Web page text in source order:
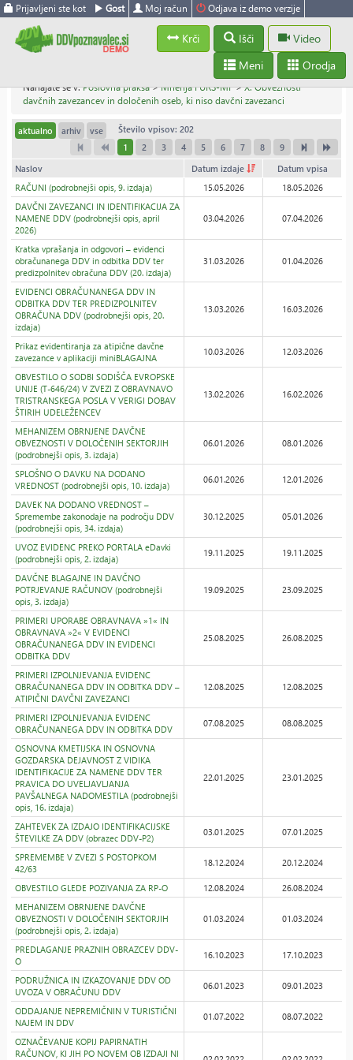
Prijavljeni ste kot Gost Moj račun Odjava iz demo verzije
Krči Išči
Video
Orodja
Meni
Nahajate se v:Poslovna praksa>Mnenja FURS-MF>X. Obveznosti
davčnih zavezancev in določenih oseb, ki niso davčni zavezanci
aktualno arhiv vse
Število vpisov: 202
1
2 3 4 5 6 7 8 9
Naslov Datum izdaje
Datum vpisa
RAČUNI (podrobnejši opis, 9. izdaja)
15.05.2026
18.05.2026
DAVČNI ZAVEZANCI IN IDENTIFIKACIJA ZA
NAMENE DDV (podrobnejši opis, april
2026)
03.04.2026 07.04.2026
Kratka vprašanja in odgovori – evidenci
obračunanega DDV in odbitka DDV ter
predizpolnitev obračuna DDV (20. izdaja)
31.03.2026 01.04.2026
EVIDENCI OBRAČUNANEGA DDV IN
ODBITKA DDV TER PREDIZPOLNITEV
OBRAČUNA DDV (podrobnejši opis, 20.
izdaja)
13.03.2026 16.03.2026
Prikaz evidentiranja za atipične davčne
zavezance v aplikaciji miniBLAGAJNA
10.03.2026 12.03.2026
OBVESTILO O SODBI SODIŠČA EVROPSKE
UNIJE (T-646/24) V ZVEZI Z OBRAVNAVO
TRISTRANSKEGA POSLA V VERIGI DOBAV
ŠTIRIH UDELEŽENCEV
13.02.2026 16.02.2026
MEHANIZEM OBRNJENE DAVČNE
OBVEZNOSTI V DOLOČENIH SEKTORJIH
(podrobnejši opis, 3. izdaja)
06.01.2026 08.01.2026
SPLOŠNO O DAVKU NA DODANO
VREDNOST (podrobnejši opis, 10. izdaja)
06.01.2026 12.01.2026
DAVEK NA DODANO VREDNOST –
Spremembe zakonodaje na področju DDV
(podrobnejši opis, 34. izdaja)
30.12.2025 05.01.2026
UVOZ EVIDENC PREKO PORTALA eDavki
(podrobnejši opis, 2. izdaja)
19.11.2025 19.11.2025
DAVČNE BLAGAJNE IN DAVČNO
POTRJEVANJE RAČUNOV (podrobnejši
opis, 3. izdaja)
19.09.2025 23.09.2025
PRIMERI UPORABE OBRAVNAVA »1« IN
OBRAVNAVA »2« V EVIDENCI
OBRAČUNANEGA DDV IN EVIDENCI
ODBITKA DDV
25.08.2025 26.08.2025
PRIMERI IZPOLNJEVANJA EVIDENC
OBRAČUNANEGA DDV IN ODBITKA DDV –
ATIPIČNI DAVČNI ZAVEZANCI
12.08.2025 12.08.2025
PRIMERI IZPOLNJEVANJA EVIDENC
OBRAČUNANEGA DDV IN ODBITKA DDV
07.08.2025 08.08.2025
OSNOVNA KMETIJSKA IN OSNOVNA
GOZDARSKA DEJAVNOST Z VIDIKA
IDENTIFIKACIJE ZA NAMENE DDV TER
PRAVICA DO UVELJAVLJANJA
PAVŠALNEGA NADOMESTILA (podrobnejši
opis, 16. izdaja)
22.01.2025 23.01.2025
ZAHTEVEK ZA IZDAJO IDENTIFIKACIJSKE
ŠTEVILKE ZA DDV (obrazec DDV-P2)
03.01.2025 07.01.2025
SPREMEMBE V ZVEZI S POSTOPKOM
42/63
18.12.2024 20.12.2024
OBVESTILO GLEDE POZIVANJA ZA RP-O 12.08.2024
26.08.2024
MEHANIZEM OBRNJENE DAVČNE
OBVEZNOSTI V DOLOČENIH SEKTORJIH
(podrobnejši opis, 2. izdaja)
01.03.2024 01.03.2024
PREDLAGANJE PRAZNIH OBRAZCEV DDV-
O
16.10.2023 17.10.2023
PODRUŽNICA IN IZKAZOVANJE DDV OD
UVOZA V OBRAČUNU DDV
06.01.2023 09.01.2023
ODDAJANJE NEPREMIČNIN V TURISTIČNI
NAJEM IN DDV
01.07.2022 08.07.2022
OZNAČEVANJE KOPIJ PAPIRNATIH
RAČUNOV, KI JIH PO NOVEM OB IZDAJI NI